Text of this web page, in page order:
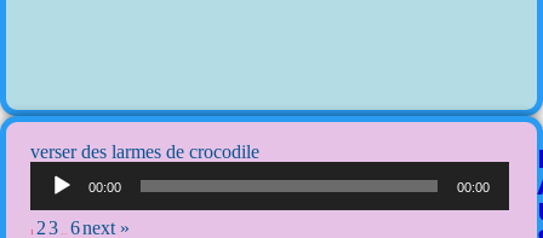
verser des larmes de crocodile
00:00 00:00
1 23 6next »